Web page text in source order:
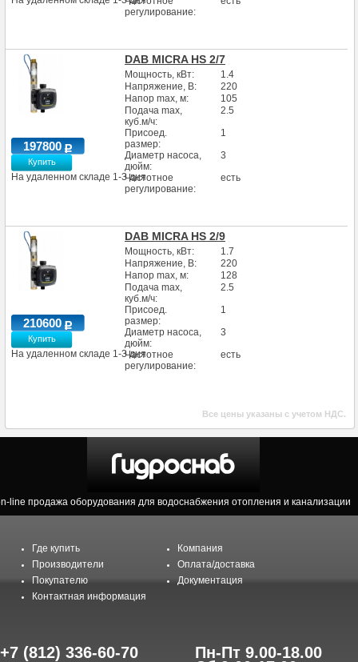
регулирование:
DAB MICRA HS 2/7
Мощность, кВт:
1.4
Напряжение, В:
220
Напор max, м:
105
Подача max,
куб.м/ч:
2.5
Присоед.
размер:
1
Диаметр насоса,
дюйм:
3
Частотное
регулирование:
есть
197800
Купить
На удаленном складе 1-3 дня
DAB MICRA HS 2/9
Мощность, кВт:
1.7
Напряжение, В:
220
Напор max, м:
128
Подача max,
куб.м/ч:
2.5
Присоед.
размер:
1
Диаметр насоса,
дюйм:
3
Частотное
регулирование:
есть
210600
Купить
На удаленном складе 1-3 дня
Все цены указаны с учетом НДС.
line продажа оборудования для водоснабжения отопления и канализации
Где купить
Компания
Производители
Оплата/доставка
Покупателю
Документация
Контактная информация
+7 (812) 336-60-70
Пн-Пт 9.00-18.00